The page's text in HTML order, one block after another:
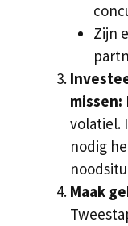
Zijn
missen:
volatiel.
nodig
Maak